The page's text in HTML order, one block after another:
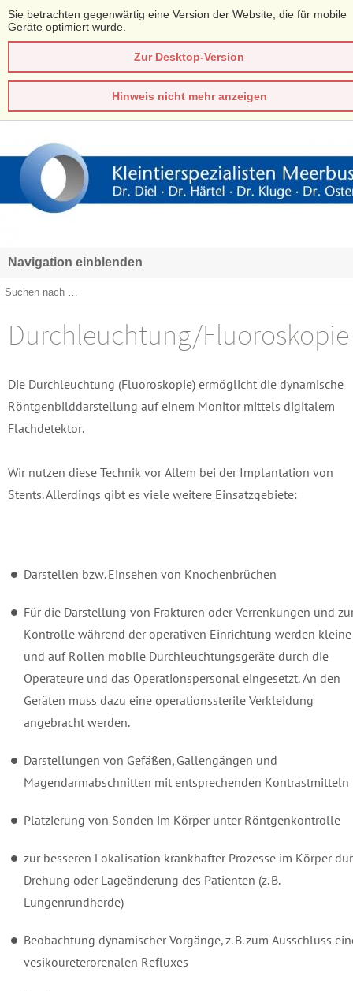
Sie betrachten gegenwärtig eine Version der Website, die für mobile
Geräte optimiert wurde.
Zur Desktop-Version
Hinweis nicht mehr anzeigen
Navigation einblenden
Durchleuchtung/Fluoroskopie
Die Durchleuchtung (Fluoroskopie) ermöglicht die dynamische
Röntgenbilddarstellung auf einem Monitor mittels digitalem
Flachdetektor.
Wir nutzen diese Technik vor Allem bei der Implantation von
Stents. Allerdings gibt es viele weitere Einsatzgebiete:
Darstellen bzw. Einsehen von Knochenbrüchen
Für die Darstellung von Frakturen oder Verrenkungen und
Kontrolle während der operativen Einrichtung werden kleine
und auf Rollen mobile Durchleuchtungsgeräte durch die
Operateure und das Operationspersonal eingesetzt. An den
Geräten muss dazu eine operationssterile Verkleidung
angebracht werden.
Darstellungen von Gefäßen, Gallengängen und
Magendarmabschnitten mit entsprechenden Kontrastmitteln
Platzierung von Sonden im Körper unter Röntgenkontrolle
zur besseren Lokalisation krankhafter Prozesse im Körper
Drehung oder Lageänderung des Patienten (z. B.
Lungenrundherde)
Beobachtung dynamischer Vorgänge, z. B. zum Ausschluss
vesikoureterorenalen Refluxes